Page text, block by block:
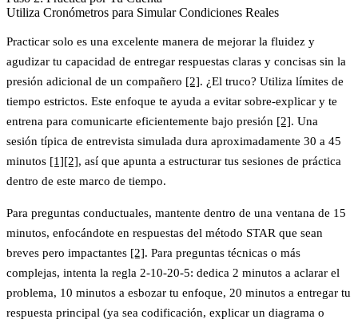
Utiliza Cronómetros para Simular Condiciones Reales
Practicar solo es una excelente manera de mejorar la fluidez y
agudizar tu capacidad de entregar respuestas claras y concisas sin la
presión adicional de un compañero [2]. ¿El truco? Utiliza límites de
tiempo estrictos. Este enfoque te ayuda a evitar sobre-explicar y te
entrena para comunicarte eficientemente bajo presión [2]. Una
sesión típica de entrevista simulada dura aproximadamente 30 a 45
minutos [1][2], así que apunta a estructurar tus sesiones de práctica
dentro de este marco de tiempo.
Para preguntas conductuales, mantente dentro de una ventana de 15
minutos, enfocándote en respuestas del método STAR que sean
breves pero impactantes [2]. Para preguntas técnicas o más
complejas, intenta la regla 2-10-20-5: dedica 2 minutos a aclarar el
problema, 10 minutos a esbozar tu enfoque, 20 minutos a entregar tu
respuesta principal (ya sea codificación, explicar un diagrama o